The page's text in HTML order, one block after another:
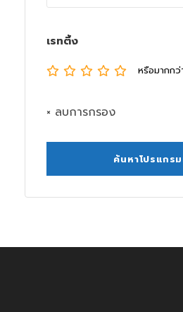
เรทติ้ง
หรือมากกว่
× ลบการกรอง